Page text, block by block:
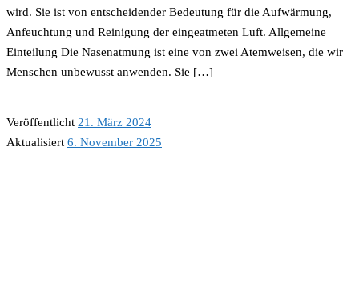
wird. Sie ist von entscheidender Bedeutung für die Aufwärmung,
Anfeuchtung und Reinigung der eingeatmeten Luft. Allgemeine
Einteilung Die Nasenatmung ist eine von zwei Atemweisen, die wir
Menschen unbewusst anwenden. Sie […]
Veröffentlicht 21. März 2024
Aktualisiert 6. November 2025